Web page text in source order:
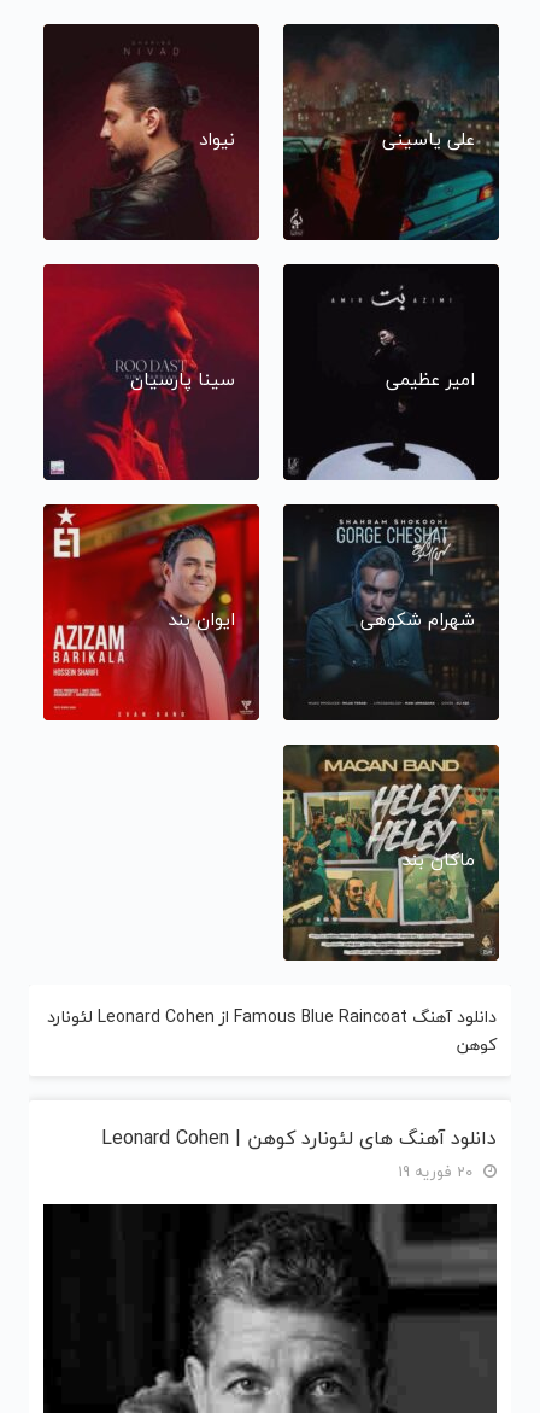
علی یاسینی نیواد
امیر عظیمی سینا پارسیان
شهرام شکوهی ایوان بند
ماکان بند
دانلود آهنگ Famous Blue Raincoat از Leonard Cohen لئونارد
کوهن
دانلود آهنگ های لئونارد کوهن | Leonard Cohen